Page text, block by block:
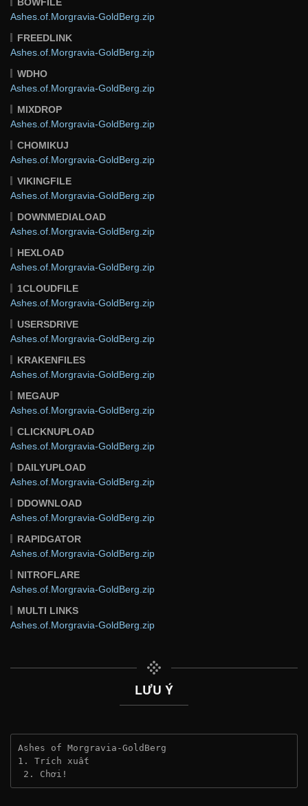
Ashes.of.Morgravia-GoldBerg.zip
FREEDLINK
Ashes.of.Morgravia-GoldBerg.zip
WDHO
Ashes.of.Morgravia-GoldBerg.zip
MIXDROP
Ashes.of.Morgravia-GoldBerg.zip
CHOMIKUJ
Ashes.of.Morgravia-GoldBerg.zip
VIKINGFILE
Ashes.of.Morgravia-GoldBerg.zip
DOWNMEDIALOAD
Ashes.of.Morgravia-GoldBerg.zip
HEXLOAD
Ashes.of.Morgravia-GoldBerg.zip
1CLOUDFILE
Ashes.of.Morgravia-GoldBerg.zip
USERSDRIVE
Ashes.of.Morgravia-GoldBerg.zip
KRAKENFILES
Ashes.of.Morgravia-GoldBerg.zip
MEGAUP
Ashes.of.Morgravia-GoldBerg.zip
CLICKNUPLOAD
Ashes.of.Morgravia-GoldBerg.zip
DAILYUPLOAD
Ashes.of.Morgravia-GoldBerg.zip
DDOWNLOAD
Ashes.of.Morgravia-GoldBerg.zip
RAPIDGATOR
Ashes.of.Morgravia-GoldBerg.zip
NITROFLARE
Ashes.of.Morgravia-GoldBerg.zip
MULTI LINKS
Ashes.of.Morgravia-GoldBerg.zip
LƯU Ý
Ashes of Morgravia-GoldBerg
1. Trích xuất
2. Chơi!